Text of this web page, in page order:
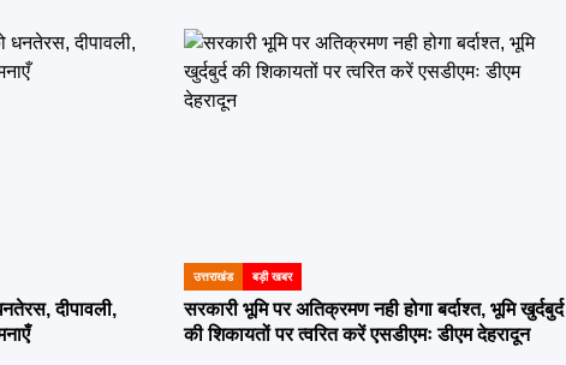
दीपावली,
POSTED
IN
उत्तराखंड बड़ी खबर
सरकारी भूमि पर अतिक्रमण नही होगा बर्दाश्त, भूमि खुर्दबुर्द
की शिकायतों पर त्वरित करें एसडीएमः डीएम देहरादून